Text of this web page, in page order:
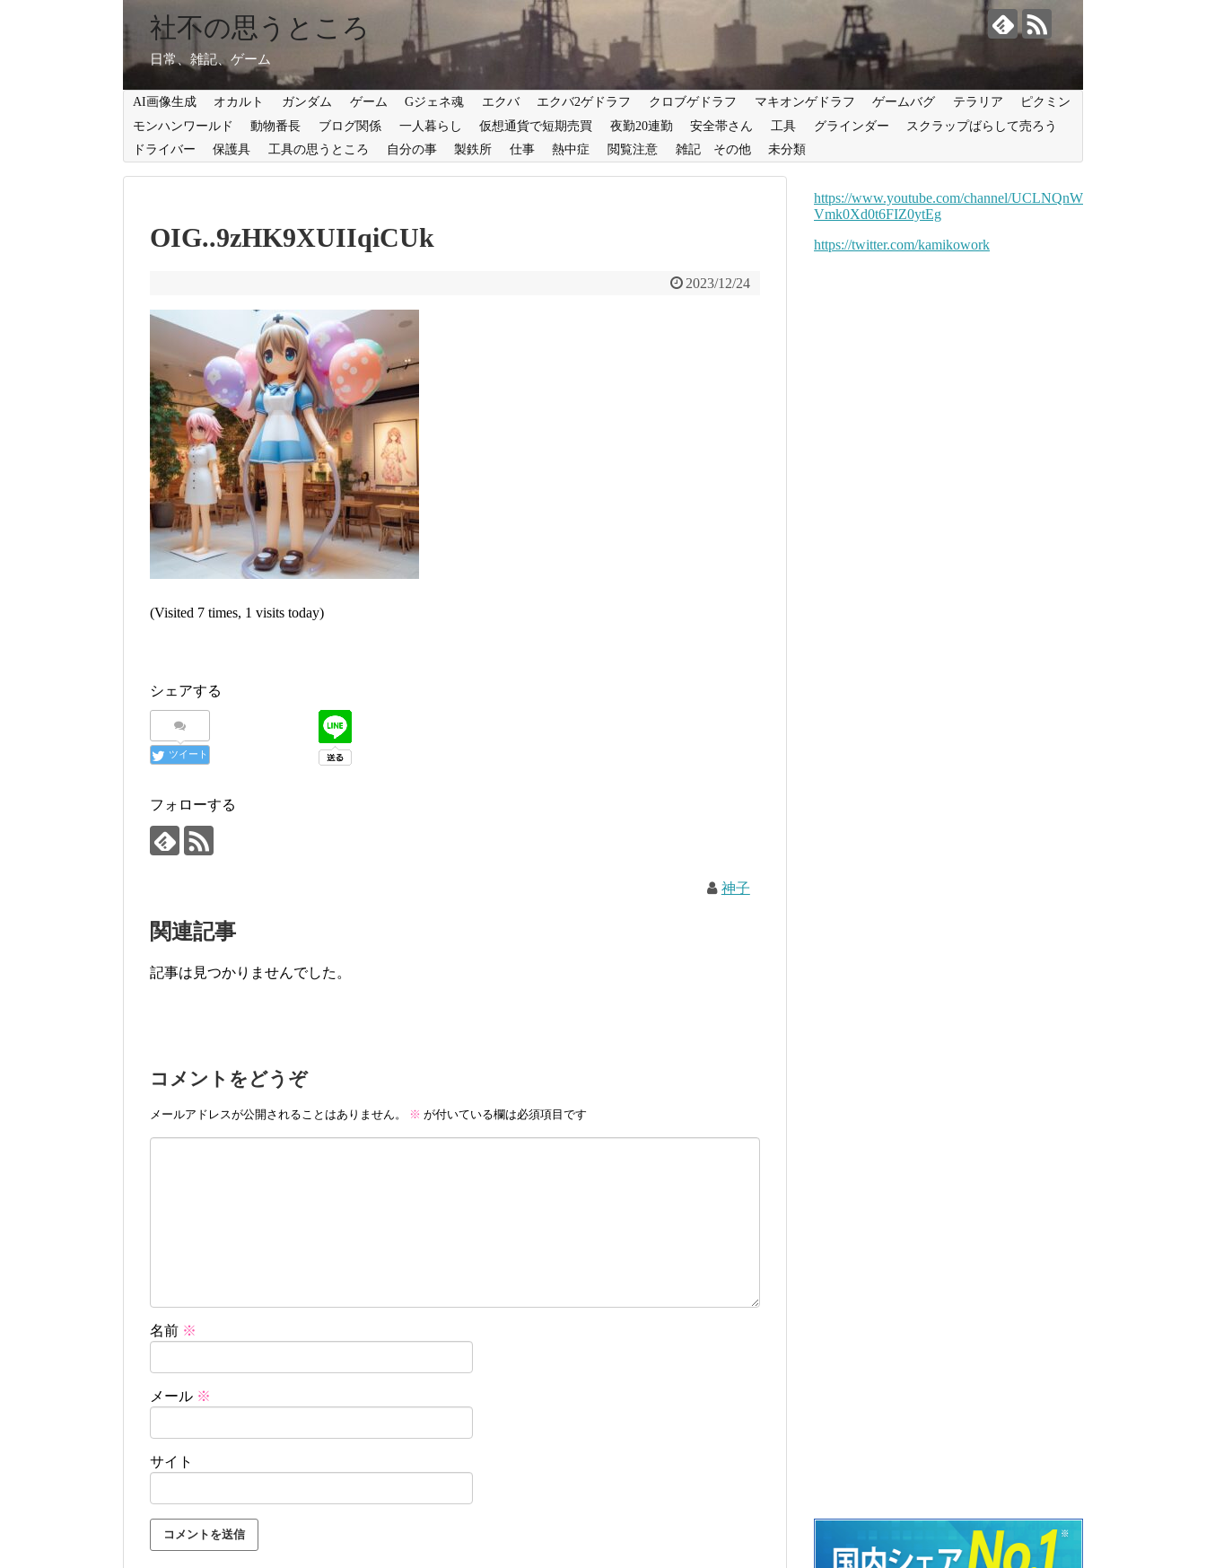
社不の思うところ
日常、雑記、ゲーム
AI画像生成 オカルト ガンダム ゲーム Gジェネ魂 エクバ エクバ2ゲドラフ クロブゲドラフ マキオンゲドラフ ゲームバグ テラリア
ピクミン
モンハンワールド
動物番長 ブログ関係 一人暮らし 仮想通貨で短期売買 夜勤20連勤 安全帯さん 工具 グラインダー
スクラップばらして売ろう
ドライバー
保護具 工具の思うところ 自分の事 製鉄所 仕事 熱中症 閲覧注意 雑記 その他 未分類
OIG..9zHK9XUIIqiCUk
2023/12/24
(Visited 7 times, 1 visits today)
シェアする
ツイート
フォローする
神子
関連記事
記事は見つかりませんでした。
コメントをどうぞ
メールアドレスが公開されることはありません。 ※ が付いている欄は必須項目です
名前 ※
メール ※
サイト
https://www.youtube.com/channel/UCLNQnW
Vmk0Xd0t6FIZ0ytEg
https://twitter.com/kamikowork